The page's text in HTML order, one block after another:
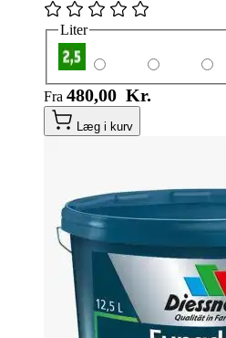
Liter
Fra 480,00 Kr.
Læg i kurv